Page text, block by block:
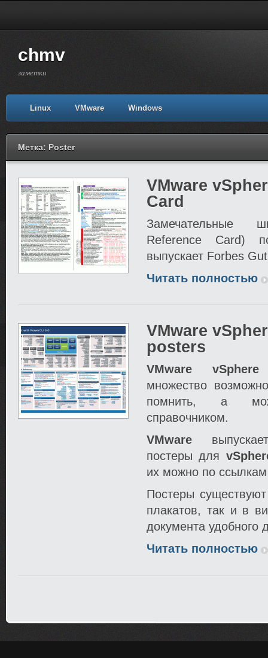
chmv
заметки
Linux VMware Windows
Метка: Poster
VMware
Card
Замечательные
Reference Card)
выпускает Forbes
Читать полностью
VMware
posters
VMware vSphere
множество
помнить, а
справочником.
VMware
постеры для
их можно по
Постеры
плакатов, так и в
документа удобного
Читать полностью